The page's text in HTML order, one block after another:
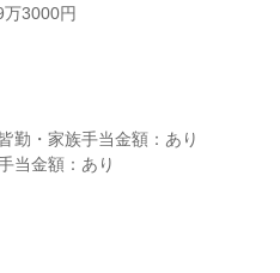
3000円
勤・家族手当金額：あり
当金額：あり